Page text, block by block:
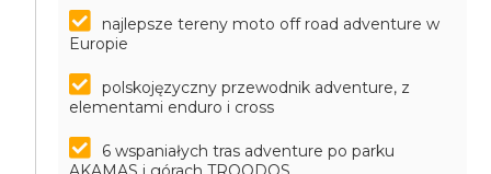
najlepsze tereny moto off road adventure w
Europie
polskojęzyczny przewodnik adventure, z
elementami enduro i cross
6 wspaniałych tras adventure po parku